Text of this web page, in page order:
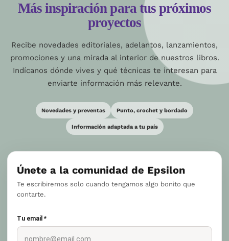
Más inspiración para tus próximos
proyectos
Recibe novedades editoriales, adelantos, lanzamientos,
promociones y una mirada al interior de nuestros libros.
Indícanos dónde vives y qué técnicas te interesan para
enviarte información más relevante.
Novedades y preventas Punto, crochet y bordado
Información adaptada a tu país
Únete a la comunidad de Epsilon
Te escribiremos solo cuando tengamos algo bonito que
contarte.
Tu email *